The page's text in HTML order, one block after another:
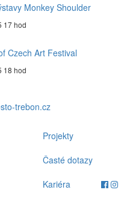
Monkey Shoulder
17 hod
Czech Art Festival
18 hod
trebon.cz
Projekty
Časté dotazy
Kariéra